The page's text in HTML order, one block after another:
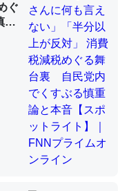
に使う脊椎動物と貝
殻を無くしてナメク
＝「昆虫はなぜ海にいな
ぐ
重